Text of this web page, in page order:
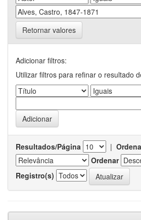
Retornar valores
Adicionar filtros:
Utilizar filtros para refinar o resultado
Resultados/Página |
Ordenar
Registro(s)